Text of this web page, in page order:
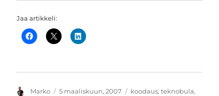
Jaa artikkeli:
Kirjoittaja
Marko Julkaistu
5 maaliskuun, 2007 Kategoriat
koodaus,teknobula,